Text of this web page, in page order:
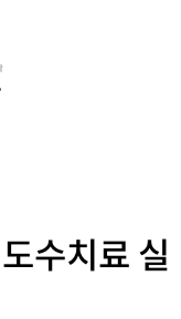
수치료 실